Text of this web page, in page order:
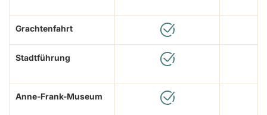
Grachtenfahrt
Stadtführung
Anne-Frank-Museum